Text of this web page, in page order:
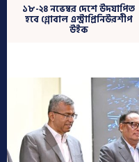
১৮-২৪ নভেম্বর দেশে উদযাপিত
হবে গ্লোবাল এন্ট্রাপ্রিনিউরশীপ
উইক